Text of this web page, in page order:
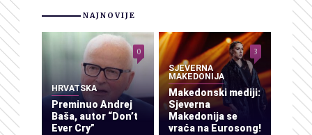
NAJNOVIJE
HRVATSKA
Preminuo Andrej
Baša, autor “Don’t
Ever Cry”
0
SJEVERNA
MAKEDONIJA
Makedonski mediji:
Sjeverna
Makedonija se
vraća na Eurosong!
3